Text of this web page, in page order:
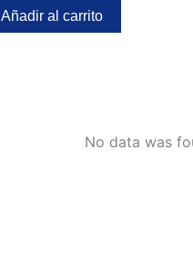
Añadir al carrito
No data was